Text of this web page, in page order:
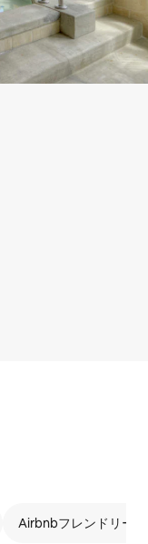
Airbnbフレンドリー